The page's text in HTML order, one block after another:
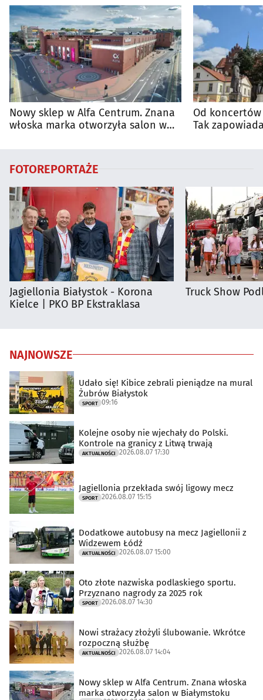
Nowy sklep w Alfa Centrum. Znana
włoska marka otworzyła salon w
Od
Tak
FOTOREPORTAŻE
Jagiellonia Białystok - Korona
Kielce | PKO BP Ekstraklasa
Truck Show
NAJNOWSZE
Udało się! Kibice zebrali pieniądze na mural
Żubrów Białystok
SPORT 09:16
Kolejne osoby nie wjechały do Polski.
Kontrole na granicy z Litwą trwają
AKTUALNOŚCI 2026.08.07 17:30
Jagiellonia przekłada swój ligowy mecz
SPORT 2026.08.07 15:15
Dodatkowe autobusy na mecz Jagiellonii z
Widzewem Łódź
AKTUALNOŚCI 2026.08.07 15:00
Oto złote nazwiska podlaskiego sportu.
Przyznano nagrody za 2025 rok
SPORT 2026.08.07 14:30
Nowi strażacy złożyli ślubowanie. Wkrótce
rozpoczną służbę
AKTUALNOŚCI 2026.08.07 14:04
Nowy sklep w Alfa Centrum. Znana włoska
marka otworzyła salon w Białymstoku